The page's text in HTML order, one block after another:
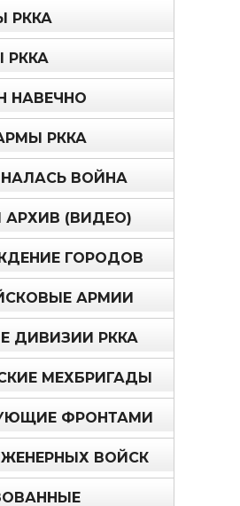
РККА
РККА
НАВЕЧНО
РККА
ВОЙНА
АРХИВ (ВИДЕО)
ГОРОДОВ
АРМИИ
ДИВИЗИИ РККА
МЕХБРИГАДЫ
ФРОНТАМИ
ВОЙСК